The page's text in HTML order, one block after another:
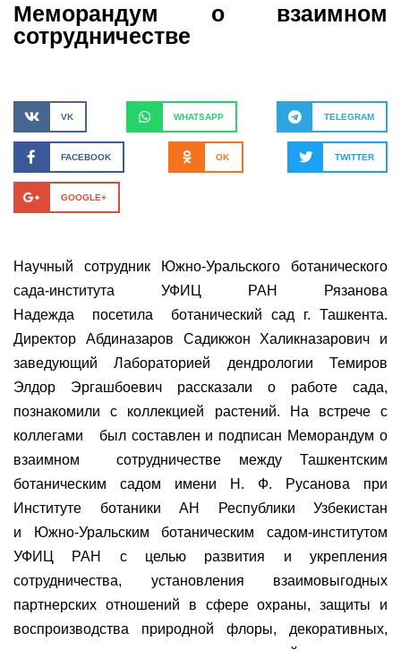
Меморандум о взаимном
сотрудничестве
VK WHATSAPP TELEGRAM
FACEBOOK OK TWITTER
GOOGLE+
Научный сотрудник Южно-Уральского ботанического
сада-института УФИЦ РАН Рязанова
Надежда посетила ботанический сад г. Ташкента.
Директор Абдиназаров Садикжон Халикназарович и
заведующий Лабораторией дендрологии Темиров
Элдор Эргашбоевич рассказали о работе сада,
познакомили с коллекцией растений. На встрече с
коллегами был составлен и подписан Меморандум о
взаимном сотрудничестве между Ташкентским
ботаническим садом имени Н. Ф. Русанова при
Институте ботаники АН Республики Узбекистан
и Южно-Уральским ботаническим садом-институтом
УФИЦ РАН с целью развития и укрепления
сотрудничества, установления взаимовыгодных
партнерских отношений в сфере охраны, защиты и
воспроизводства природной флоры, декоративных,